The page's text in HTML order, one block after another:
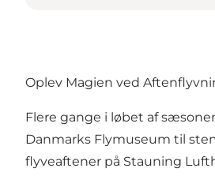
Oplev Magien ved
Flere gange i løbet af
Danmarks Flymuseum til
flyveaftener på Stauning